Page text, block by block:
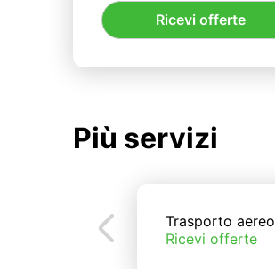
Ricevi offerte
Più servizi
Trasporto aereo
Ricevi offerte